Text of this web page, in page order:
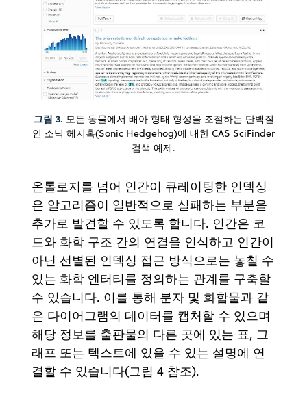
그림 3. 모든 동물에서 배아 형태 형성을 조절하는 단백질
인 소닉 헤지혹(Sonic Hedgehog)에 대한 CAS SciFinder
검색 예제.
온톨로지를 넘어 인간이 큐레이팅한 인덱싱
은 알고리즘이 일반적으로 실패하는 부분을
추가로 발견할 수 있도록 합니다. 인간은 코
드와 화학 구조 간의 연결을 인식하고 인간이
아닌 선별된 인덱싱 접근 방식으로는 놓칠 수
있는 화학 엔터티를 정의하는 관계를 구축할
수 있습니다. 이를 통해 분자 및 화합물과 같
은 다이어그램의 데이터를 캡처할 수 있으며
해당 정보를 출판물의 다른 곳에 있는 표, 그
래프 또는 텍스트에 있을 수 있는 설명에 연
결할 수 있습니다(그림 4 참조).